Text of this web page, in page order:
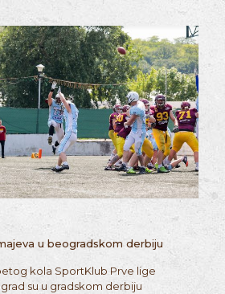
u beogradskom derbiju
kola SportKlub Prve lige
su u gradskom derbiju